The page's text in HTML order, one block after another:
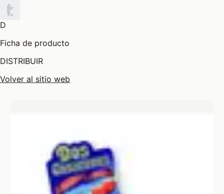
D
Ficha de producto
DISTRIBUIR
Volver al sitio web